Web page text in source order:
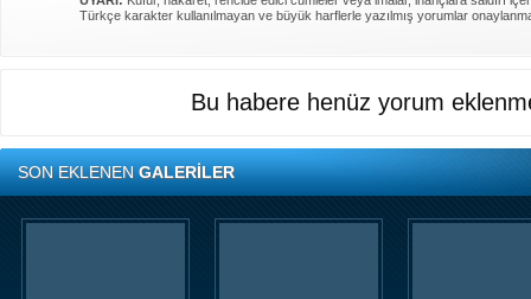
Türkçe karakter kullanılmayan ve büyük harflerle yazılmış yorumlar
Bu habere henüz yorum
SON EKLENENGALERİLER